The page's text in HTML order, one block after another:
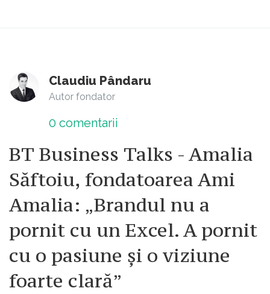
Claudiu Pândaru
Autor fondator
0 comentarii
BT Business Talks - Amalia
Săftoiu, fondatoarea Ami
Amalia: „Brandul nu a
pornit cu un Excel. A pornit
cu o pasiune și o viziune
foarte clară”